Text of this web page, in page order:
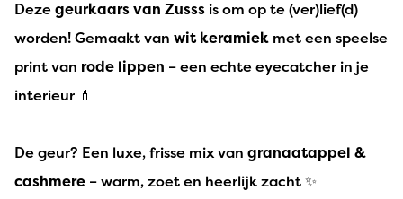
Deze geurkaars van Zusss is om op te (ver)lief(d)
worden! Gemaakt van wit keramiek met een speelse
print van rode lippen – een echte eyecatcher in je
interieur 💄
De geur? Een luxe, frisse mix van granaatappel &
cashmere – warm, zoet en heerlijk zacht ✨